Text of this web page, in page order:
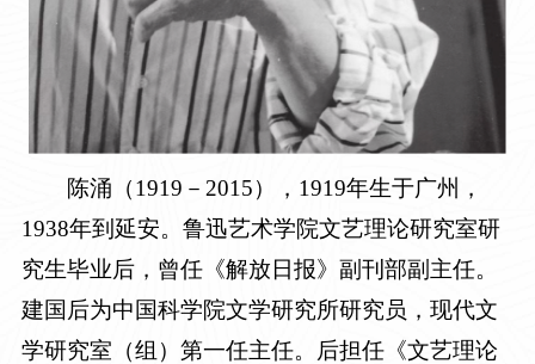
陈涌（1919 － 2015）， 1919年生于广州，
1938年到延安。鲁迅艺术学院文艺理论研究室研
究生毕业后，曾任《解放日报》副刊部副主任。
建国后为中国科学院文学研究所研究员，现代文
学研究室（组）第一任主任。后担任《文艺理论